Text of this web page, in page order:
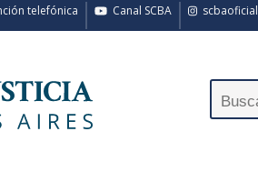
scbaoficial
Canal SCBA
telefónica